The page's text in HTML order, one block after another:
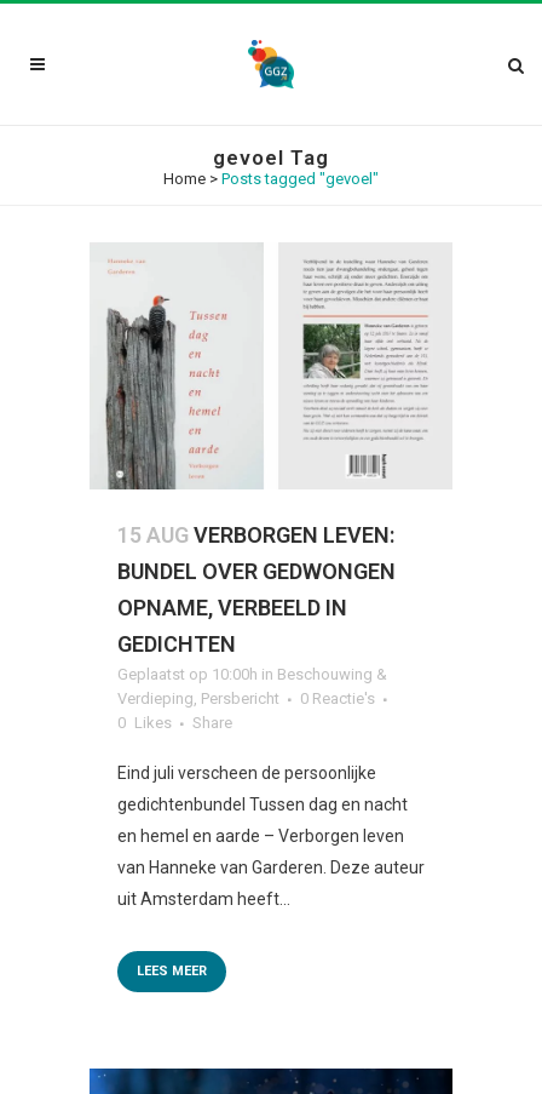
gevoel Tag
Home > Posts tagged "gevoel"
15 AUG VERBORGEN LEVEN:
BUNDEL OVER GEDWONGEN
OPNAME, VERBEELD IN
GEDICHTEN
Geplaatst op 10:00h in Beschouwing &
Verdieping, Persbericht
0 Reactie's
0 Likes Share
Eind juli verscheen de persoonlijke
gedichtenbundel Tussen dag en nacht
en hemel en aarde – Verborgen leven
van Hanneke van Garderen. Deze auteur
uit Amsterdam heeft...
LEES MEER